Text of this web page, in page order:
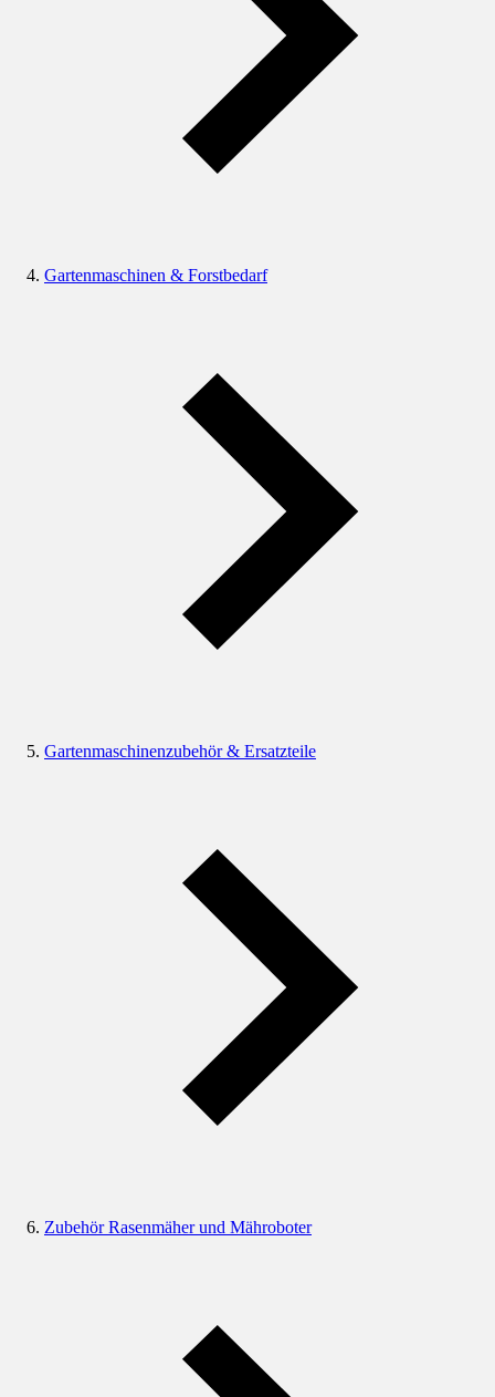
Gartenmaschinen & Forstbedarf
Gartenmaschinenzubehör & Ersatzteile
Zubehör Rasenmäher und Mähroboter